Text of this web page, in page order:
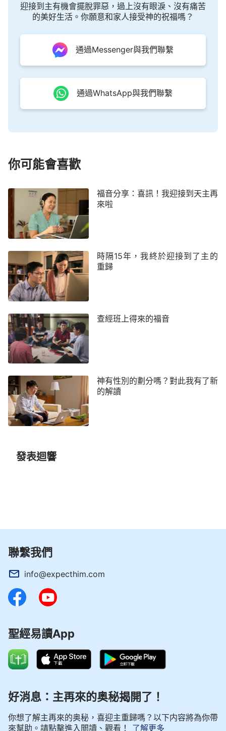
一天，小音實在是忍受不住痛苦煎熬，拿起刀往
自己的脈上割去，如果不是兒子的攔阻，恐怕就危險
了。在病痛中呻吟的小音想死又死不了，活著又遭
罪，不知以後的人生方向，前面的路該怎麼走？就這
樣，小音強忍著身體和精神的雙重痛苦，咬緊牙關繼
了小音。小音看到神的話說：「
生命供應，不知道生為何，但又恐懼死亡，沒有依
靠，沒有幫助，卻仍舊不願閉上雙目，硬著頭皮支撐
著沒有靈魂知覺的肉體苟活在這個世界上。……全能
者憐憫這些受苦至深的人，同時又厭煩這些根本就没
有知覺的人，因為他要等待很久才能得到從人來的答
你食物，讓你苏醒過來，不再乾渴，不再飢餓。當你
感覺到疲憊時，當你稍稍感覺這個世間的一份蒼涼
時，不要迷茫、不要哭泣，全能神——守望者隨時都
會擁抱你的到來。他就在你的身邊守候，等待著你的
回轉，等待著你突然恢復記憶的那一天：知道你是從
神那裡走出來的，不知什麼時候迷失了方向，不知什
麼時候昏迷在路中，又不知什麼時候有了『父親』，
更知道全能者一直都守候在那裡等待著你的歸來已經
很久很久。」
神的話句句都說到了小音的心坎裡，溫暖著她絕
望無助的心，讓在死亡邊緣的她看到了求生的希望，
就像神說的那樣，她活得迷茫、無助，找不到人生的
奮不顧身地拼命幹活，但卻落得個殘疾的下場，此時
在她看不到希望之時，神的救恩臨到了她，這是神的
愛，神要帶領她走出痛苦的深淵，帶給她新的生活和
希望。想到這些後，小音心裡很感恩。
字裡行間，明白了神對人的愛與拯救，她知道神這次
光中。她感覺到自己有了希望、有了依靠，不再有那
種想死的念頭了。
痛苦根源，神話揭示
一天，小音跟弟兄姊妹在一起聚會時，看到神的
話說：「
『有錢能使鬼推磨』，這是撒但的哲學，在
人類當中，在任何一個社會當中，這句話都很盛行，
迎接到主有機會擺脫罪惡，過上沒有眼淚、沒有痛苦
的美好生活。你願意和家人接受神的祝福嗎？
通過Messenger與我們聯繫
通過WhatsApp與我們聯繫
你可能會喜歡
福音分享：喜訊！我迎接到天主再
來啦
時隔15年，我終於迎接到了主的
重歸
查經班上得來的福音
神有性別的劃分嗎？對此我有了新
的解讀
發表迴響
聯繫我們
info@expecthim.com
聖經易讀App
好消息：主再來的奥秘揭開了！
你想了解主再來的奥秘，喜迎主重歸嗎？以下内容將為你帶
來幫助。請點擊進入閲讀、觀看！
了解更多